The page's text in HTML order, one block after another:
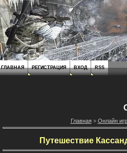
ГЛАВНАЯ РЕГИСТРАЦИЯ ВХОД RSS
Главная» Онлайн
Путешествие